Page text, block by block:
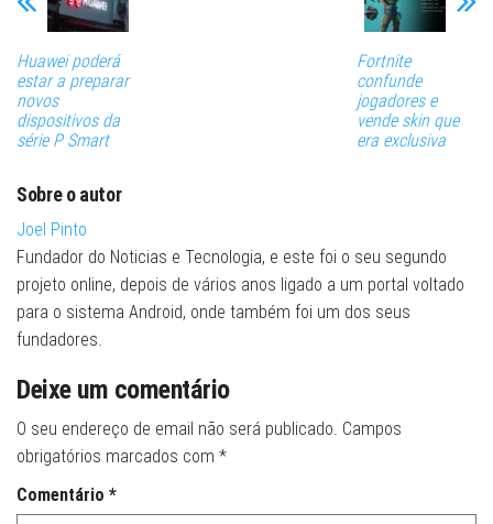
Huawei poderá
estar a preparar
novos
dispositivos da
série P Smart
Fortnite
confunde
jogadores e
vende skin que
era exclusiva
Sobre o autor
Joel Pinto
Fundador do Noticias e Tecnologia, e este foi o seu segundo
projeto online, depois de vários anos ligado a um portal voltado
para o sistema Android, onde também foi um dos seus
fundadores.
Deixe um comentário
O seu endereço de email não será publicado. Campos
obrigatórios marcados com *
Comentário *